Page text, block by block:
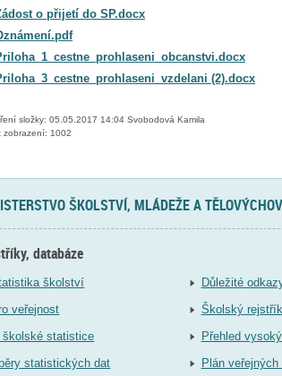
o přijetí do SP.docx
(2).docx
složky: 05.05.2017 14:04 Svobodová Kamila
zobrazení: 1002
ŠKOLSTVÍ, MLÁDEŽE A
databáze
školství
veřejnost
školské statistice
statistických dat
Důležité
Školský rejstřík
Přehled
Plán